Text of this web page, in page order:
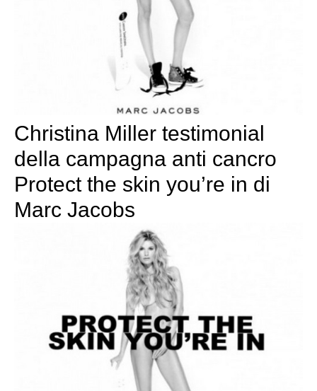
Christina Miller testimonial
della campagna anti cancro
Protect the skin you’re in di
Marc Jacobs